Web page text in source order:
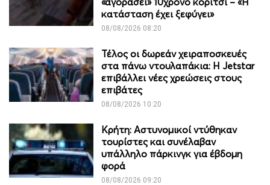
κατάσταση έχει ξεφύγει»
08/08/2026 08:20
Τέλος οι δωρεάν χειραποσκευές
στα πάνω ντουλαπάκια: Η Jetstar
επιβάλλει νέες χρεώσεις στους
επιβάτες
08/08/2026 10:20
Κρήτη: Αστυνομικοί ντύθηκαν
τουρίστες και συνέλαβαν
υπάλληλο πάρκινγκ για έβδομη
φορά
08/08/2026 09:20